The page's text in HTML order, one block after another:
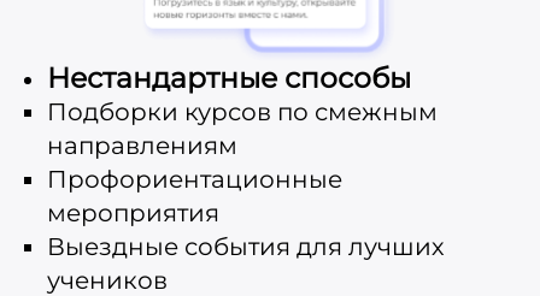
Нестандартные способы
Подборки курсов по смежным
направлениям
Профориентационные
мероприятия
Выездные события для лучших
учеников